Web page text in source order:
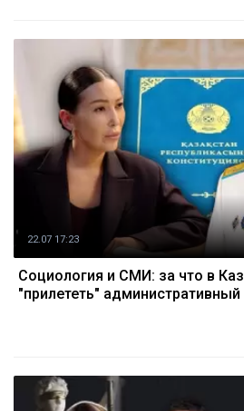
22.07 17:23
Социология и СМИ: за что в
"прилететь"